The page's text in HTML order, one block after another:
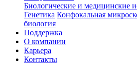
Биологические и медицинские
Генетика Конфокальная
биология
Поддержка
О компании
Карьера
Контакты